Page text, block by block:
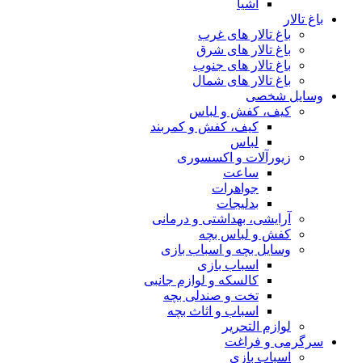
اشیا
باغ تالار
باغ تالار های غرب
باغ تالار های شرق
باغ تالار های جنوب
باغ تالار های شمال
وسایل شخصی
کیف، کفش و لباس
کیف، کفش و کمربند
لباس
زیورآلات و اکسسوری
ساعت
جواهرات
بدلیجات
آرایشی، بهداشتی و درمانی
کفش و لباس بچه
وسایل بچه و اسباب بازی
اسباب بازی
کالسکه و لوازم جانبی
تخت و صندلی بچه
اسباب و اثاث بچه
لوازم التحریر
سرگرمی و فراغت
اسباب‌ بازی